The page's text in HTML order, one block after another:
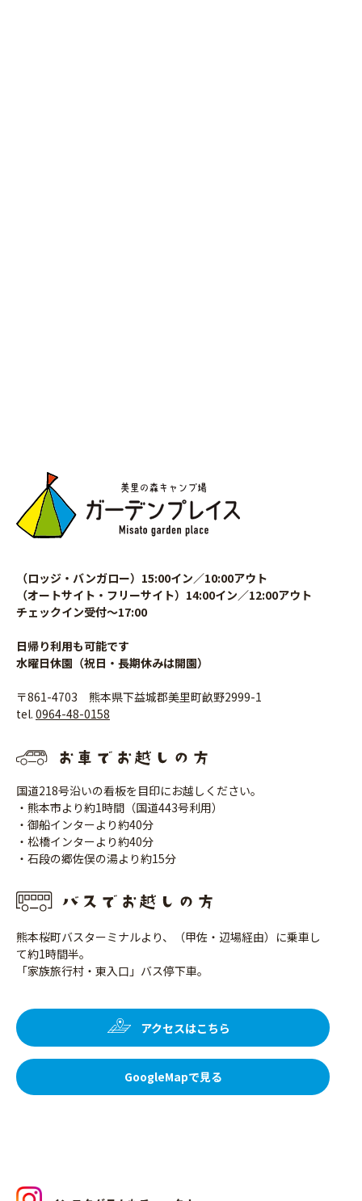
（ロッジ・バンガロー）15:00イン／10:00アウト
（オートサイト・フリーサイト）14:00イン／12:00アウト
チェックイン受付〜17:00
日帰り利用も可能です
水曜日休園（祝日・長期休みは開園）
〒861-4703 熊本県下益城郡美里町畝野2999-1
tel. 0964-48-0158
国道218号沿いの看板を目印にお越しください。
・熊本市より約1時間（国道443号利用）
・御船インターより約40分
・松橋インターより約40分
・石段の郷佐俣の湯より約15分
熊本桜町バスターミナルより、（甲佐・辺場経由）に乗車し
て約1時間半。
「家族旅行村・東入口」バス停下車。
アクセスはこちら
GoogleMapで見る